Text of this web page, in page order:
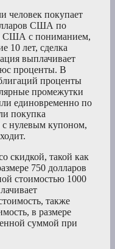
человек покупает
США по
США с пониманием,
10 лет, сделка
выплачивает
проценты. В
проценты
промежутки
единовременно по
покупка
с нулевым купоном,
скидкой, такой как
750 долларов
стоимостью 1000
также
в размере
суммой при